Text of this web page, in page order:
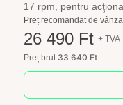
17 rpm, pentru
Preț recomandat de
26 490 Ft + TVA
Preț brut:33 640 Ft